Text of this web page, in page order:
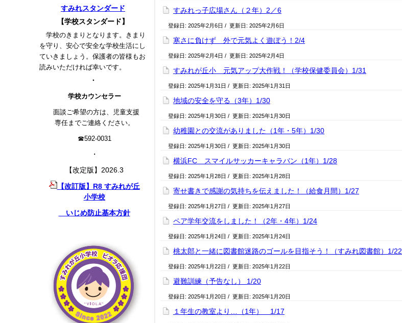
すみれスタンダード
【学校スタンダード】
学校のきまりとなります。きまり
を守り、安心で安全な学校生活にし
ていきましょう。保護者の皆様もお
読みいただければ幸いです。
・
学校カウンセラー
面談ご希望の方は、児童支援
専任までご連絡ください。
☎592-0031
・
【改定版】2026.3
【改訂版】R8 すみれが丘
小学校
いじめ防止基本方針
すみれっ子広場さん（２年）2／6
登録日: 2025年2月6日 / 更新日: 2025年2月6日
寒さに負けず 外で元気よく遊ぼう！2/4
登録日: 2025年2月4日 / 更新日: 2025年2月4日
すみれが丘小 元気アップ大作戦！（学校保健委員会）1/31
登録日: 2025年1月31日 / 更新日: 2025年1月31日
地域の安全を守る（3年）1/30
登録日: 2025年1月30日 / 更新日: 2025年1月30日
幼稚園との交流がありました（1年・5年）1/30
登録日: 2025年1月30日 / 更新日: 2025年1月30日
横浜FC スマイルサッカーキャラバン（1年）1/28
登録日: 2025年1月28日 / 更新日: 2025年1月28日
寄せ書きで感謝の気持ちを伝えました！（給食月間）1/27
登録日: 2025年1月27日 / 更新日: 2025年1月27日
ペア学年交流をしました！（2年・4年）1/24
登録日: 2025年1月24日 / 更新日: 2025年1月24日
桃太郎と一緒に図書館迷路のゴールを目指そう！（すみれ図書館）1/22
登録日: 2025年1月22日 / 更新日: 2025年1月22日
避難訓練（予告なし） 1/20
登録日: 2025年1月20日 / 更新日: 2025年1月20日
１年生の教室より…（1年） 1/17